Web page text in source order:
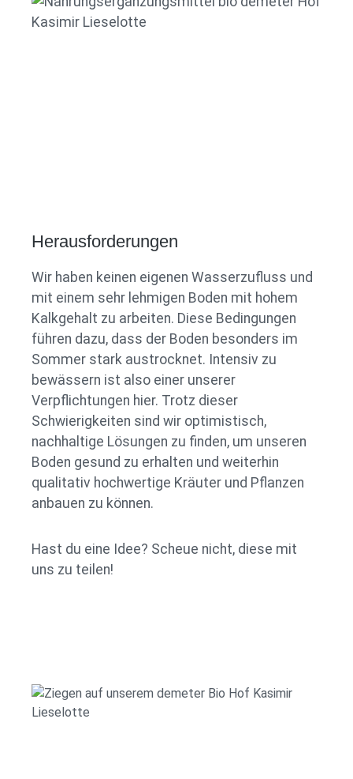
Herausforderungen
Wir haben keinen eigenen Wasserzufluss und
mit einem sehr lehmigen Boden mit hohem
Kalkgehalt zu arbeiten. Diese Bedingungen
führen dazu, dass der Boden besonders im
Sommer stark austrocknet. Intensiv zu
bewässern ist also einer unserer
Verpflichtungen hier. Trotz dieser
Schwierigkeiten sind wir optimistisch,
nachhaltige Lösungen zu finden, um unseren
Boden gesund zu erhalten und weiterhin
qualitativ hochwertige Kräuter und Pflanzen
anbauen zu können.
Hast du eine Idee? Scheue nicht, diese mit
uns zu teilen!